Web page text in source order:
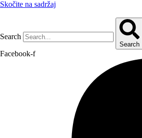
Skočite na sadržaj
Search
Search
Facebook-f